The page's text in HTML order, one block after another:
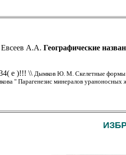
Евсеев А.А. Географические
е )!!! \\ Дымков Ю. М. Скелетные формы
" Парагенезис минералов